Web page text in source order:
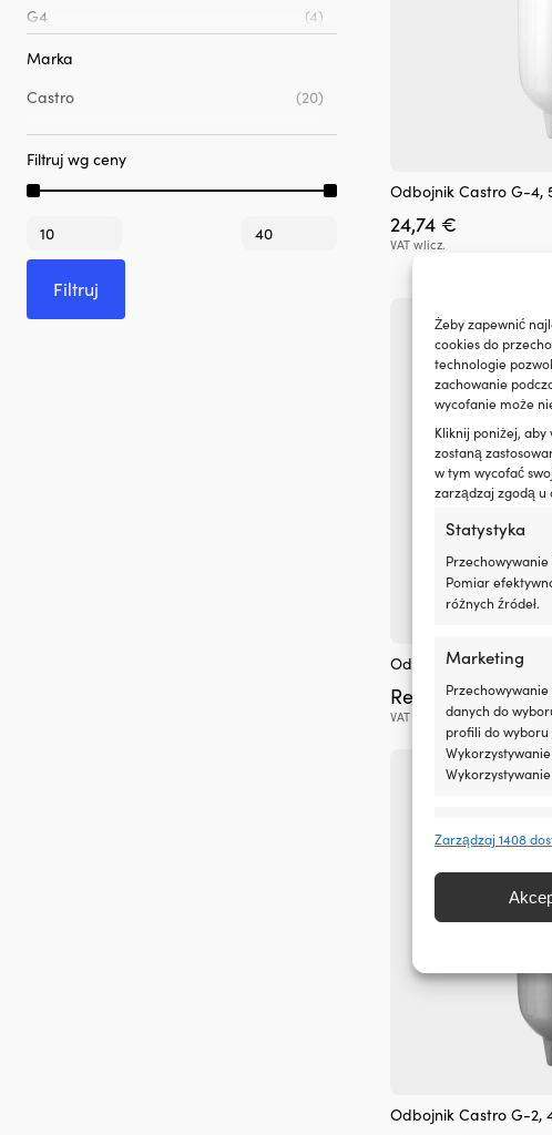
Żeby zapewnić
cookies do
technologie
zachowanie
wycofanie może
Kliknij poniżej, aby
zostaną
w tym wycofać
zarządzaj zgodą u
Statystyka
Pomiar
różnych źródeł.
Marketing
danych do
profili do
Identyfikacja
naprawianie
treści,
Zarządzaj 1408
G4
(4)
G5
Marka
Castro
(20)
Filtruj wg ceny
Cena
min
Cena
max
Filtruj
Odbojnik Castro G-4,
24,74 €
VAT wlicz.
Odbojnik Castro G-1,
Rek. 11,86€
cena
11,86
11,59€
VAT wlicz.
Odbojnik Castro G-2,